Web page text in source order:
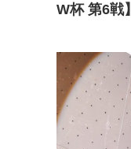
W杯 第6戦】